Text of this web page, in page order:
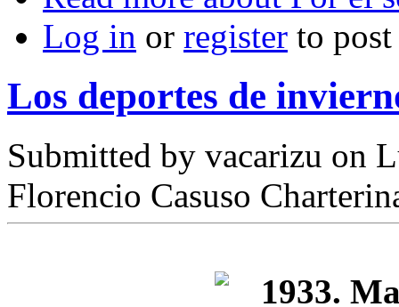
Log in or register to
Los deportes de
Submitted by vacarizu on
Florencio Casuso